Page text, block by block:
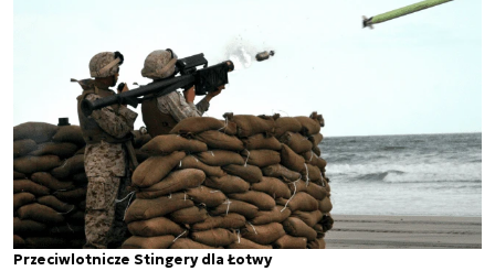
Przeciwlotnicze Stingery dla Łotwy